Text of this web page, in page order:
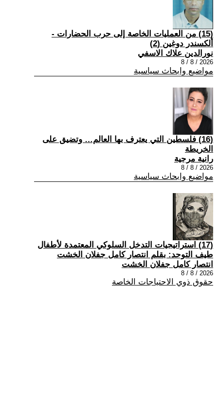
(15) من العمليات الخاصة إلى حرب الحضارات -
ألكسندر دوغين (2)
نورالدين علاك الاسفي
2026 / 8 / 8
مواضيع وابحاث سياسية
(16) فلسطين التي يعترف بها العالم… وتضيق على
الخريطة
رانية مرجية
2026 / 8 / 8
مواضيع وابحاث سياسية
(17) استراتيجيات التدخل السلوكي المعتمدة لأطفال
طيف التوحد: بقلم انتصار كامل جفلان الخشت
انتصار كامل جفلان الخشت
2026 / 8 / 8
حقوق ذوي الاحتياجات الخاصة